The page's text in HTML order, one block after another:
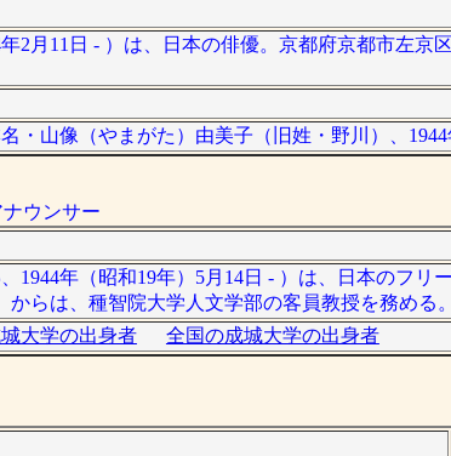
2月11日 - ）は、日本の俳優。京都府京都市左
・山像（やまがた）由美子（旧姓・野川）、1944
ウンサー
1944年（昭和19年）5月14日 - ）は、日本のフ
からは、種智院大学人文学部の客員教授を務める。
大学の出身者 全国の成城大学の出身者